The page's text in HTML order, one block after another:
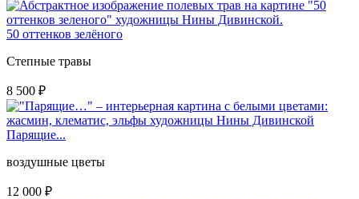
50 оттенков зелёного
Степные травы
8 500 ₽
Парящие...
воздушные цветы
12 000 ₽